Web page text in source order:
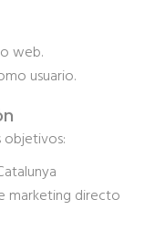
web.
usuario.
objetivos:
marketing directo